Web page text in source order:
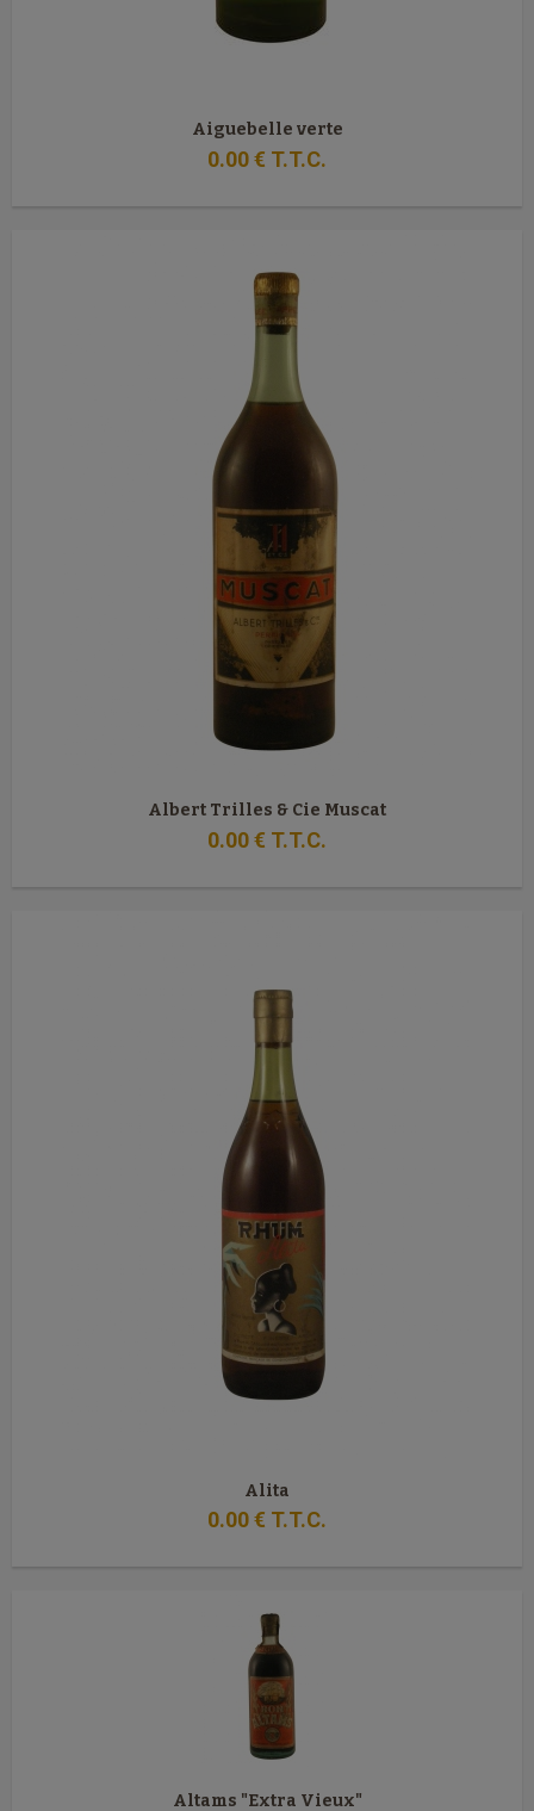
Aiguebelle verte
0.00€ T.T.C.
Albert Trilles & Cie Muscat
0.00€ T.T.C.
Alita
0.00€ T.T.C.
Altams "Extra Vieux"